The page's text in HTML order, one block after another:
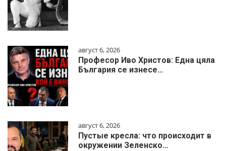
август 6, 2026
Професор Иво Христов: Една цяла
България се изнесе…
август 6, 2026
Пустые кресла: что происходит в
окружении Зеленско…